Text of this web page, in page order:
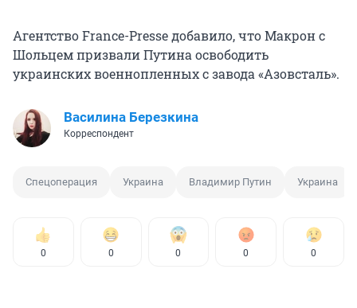
Агентство France-Presse добавило, что Макрон с
Шольцем призвали Путина освободить
украинских военнопленных с завода «Азовсталь».
Василина Березкина
Корреспондент
Спецоперация Украина Владимир Путин Украина
0 0 0 0 0